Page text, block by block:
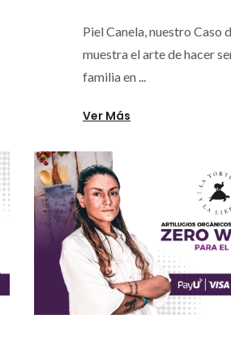
Piel Canela, nuestro Caso
muestra el arte de hacer
familia en ...
Ver Más